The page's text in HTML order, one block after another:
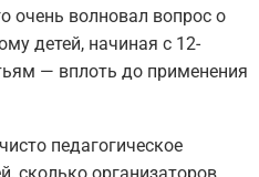
очень волновал вопрос о
детей, начиная с 12-
— вплоть до применения
педагогическое